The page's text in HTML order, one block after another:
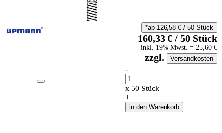
auf Anfrageliste
-
Anzahl
x 50 Stück
+
in den Warenkorb
*ab 126,58 €/ 50 Stück
160,33 €/ 50 Stück
inkl. 19% Mwst. = 25,60 €
zzgl. Versandkosten